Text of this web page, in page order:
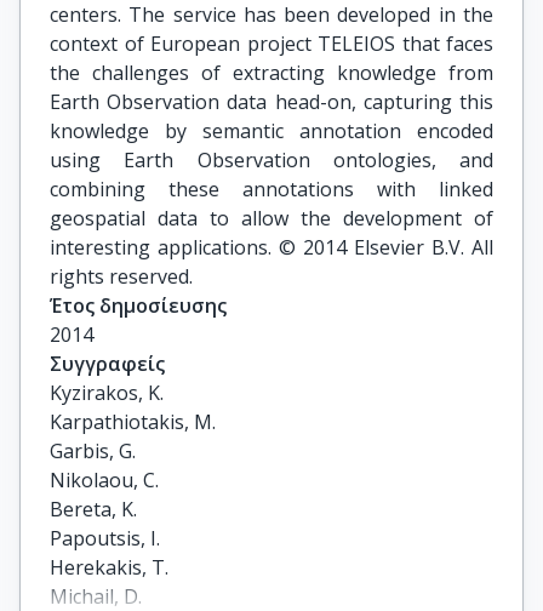
centers. The service has been developed in the
context of European project TELEIOS that faces
the challenges of extracting knowledge from
Earth Observation data head-on, capturing this
knowledge by semantic annotation encoded
using Earth Observation ontologies, and
combining these annotations with linked
geospatial data to allow the development of
interesting applications. © 2014 Elsevier B.V. All
rights reserved.
Έτος δημοσίευσης
2014
Συγγραφείς
Kyzirakos, K.
Karpathiotakis, M.
Garbis, G.
Nikolaou, C.
Bereta, K.
Papoutsis, I.
Herekakis, T.
Michail, D.